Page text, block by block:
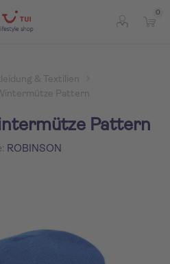
0
& Textilien
Pattern
Pattern
ROBINSON